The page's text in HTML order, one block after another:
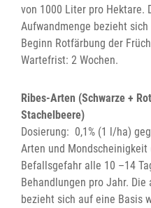
von 1000 Liter pro Hektare.
Aufwandmenge bezieht
Beginn Rotfärbung der
Wartefrist: 2 Wochen.
Ribes-Arten (Schwarze +
Stachelbeere)
Dosierung: 0,1% (1 l/ha)
Arten und
Befallsgefahr alle 10 –14
Behandlungen pro Jahr.
bezieht sich auf eine Basis